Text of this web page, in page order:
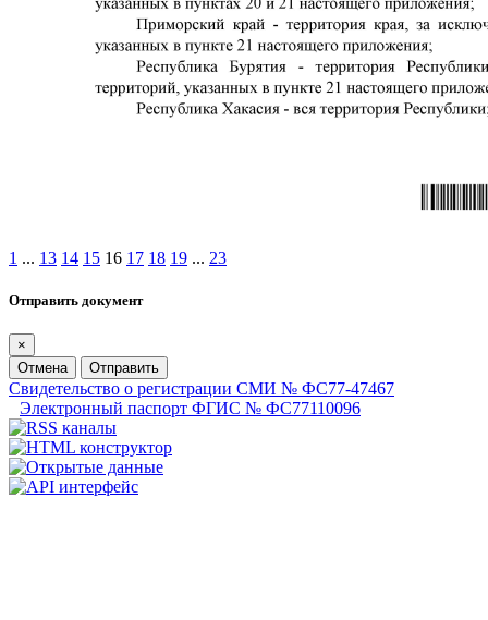
1 ... 13 14 15 16 17 18 19 ... 23
Отправить документ
×
Отмена
Отправить
Свидетельство о регистрации СМИ № ФС77-47467
Электронный паспорт ФГИС № ФС77110096